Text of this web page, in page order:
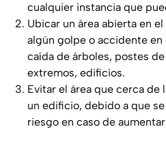
cualquier instancia que
Ubicar un área abierta en
algún golpe o accidente
caída de árboles, postes
extremos, edificios.
Evitar el área que cerca
un edificio, debido a que
riesgo en caso de